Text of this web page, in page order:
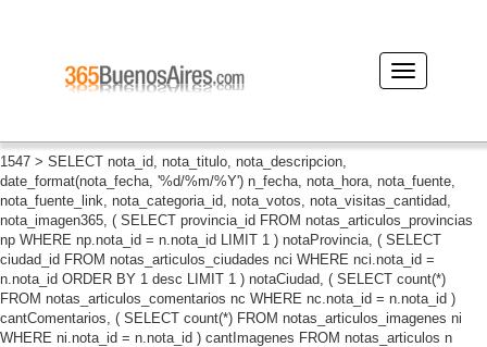
1547 > SELECT nota_id, nota_titulo, nota_descripcion,
date_format(nota_fecha, '%d/%m/%Y') n_fecha, nota_hora, nota_fuente,
nota_fuente_link, nota_categoria_id, nota_votos, nota_visitas_cantidad,
nota_imagen365, ( SELECT provincia_id FROM notas_articulos_provincias
np WHERE np.nota_id = n.nota_id LIMIT 1 ) notaProvincia, ( SELECT
ciudad_id FROM notas_articulos_ciudades nci WHERE nci.nota_id =
n.nota_id ORDER BY 1 desc LIMIT 1 ) notaCiudad, ( SELECT count(*)
FROM notas_articulos_comentarios nc WHERE nc.nota_id = n.nota_id )
cantComentarios, ( SELECT count(*) FROM notas_articulos_imagenes ni
WHERE ni.nota_id = n.nota_id ) cantImagenes FROM notas_articulos n
Desplegar
navegación